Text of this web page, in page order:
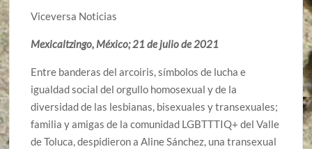
Viceversa Noticias
Mexicaltzingo, México; 21 de julio de 2021
Entre banderas del arcoiris, símbolos de lucha e
igualdad social del orgullo homosexual y de la
diversidad de las lesbianas, bisexuales y transexuales;
familia y amigas de la comunidad LGBTTTIQ+ del Valle
de Toluca, despidieron a Aline Sánchez, una transexual